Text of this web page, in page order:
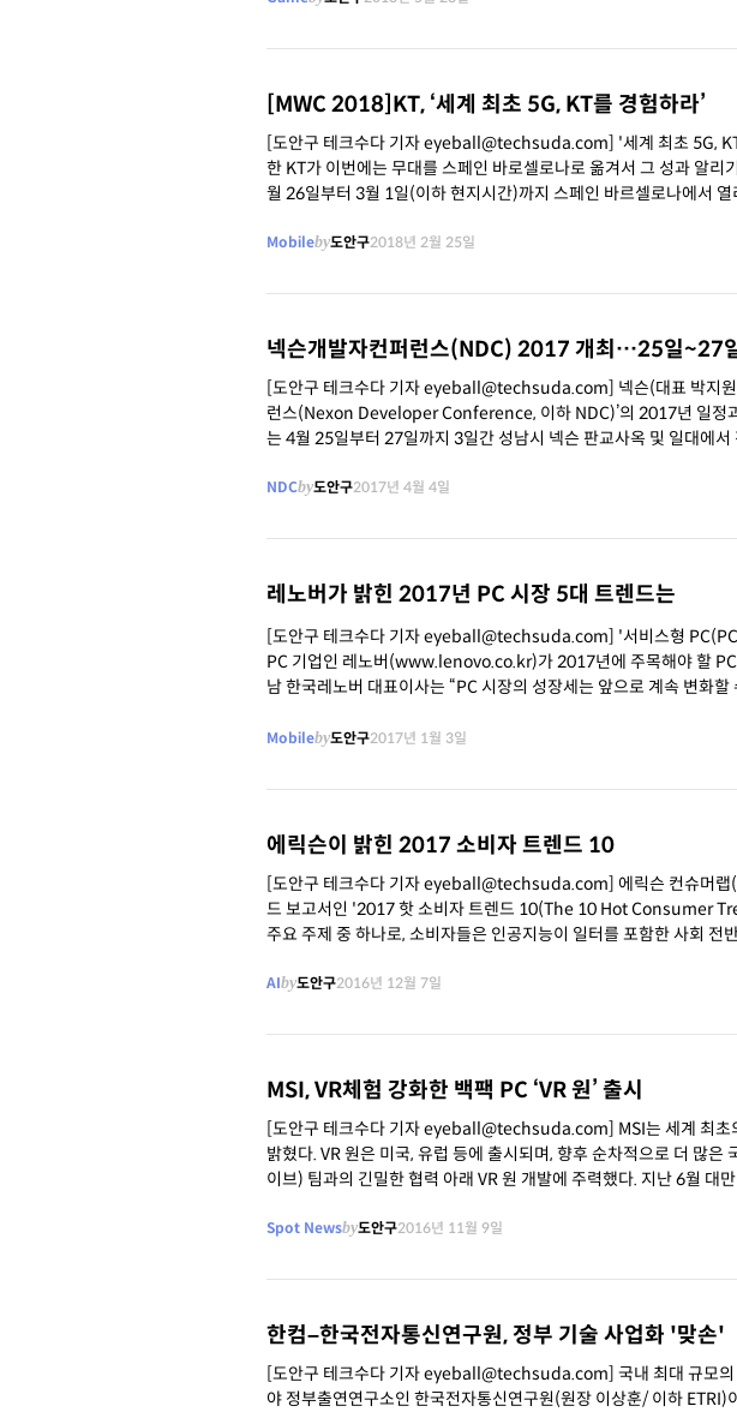
[MWC 2018]KT, ‘세계 최초 5G, KT를 경험하라’
[도안구 테크수다 기자 eyeball@techsuda.com] '세계 최초 5G,
한 KT가 이번에는 무대를 스페인 바로셀로나로 옮겨서 그 성과 알리기에 적극 나서고 있다. KT(
월 26일부터 3월 1일(이하 현지시간)까지 스페인 바르셀로나에서 열
Mobileby도안구2018년 2월 25일
넥슨개발자컨퍼런스(NDC) 2017 개최…25일~27
[도안구 테크수다 기자 eyeball@techsuda.com] 넥슨(대표 박지원
런스(Nexon Developer Conference, 이하 NDC)’의 2017년 일정과
는 4월 25일부터 27일까지 3일간 성남시 넥슨 판교사옥 및 일대에
NDCby도안구2017년 4월 4일
레노버가 밝힌 2017년 PC 시장 5대 트렌드는
[도안구 테크수다 기자 eyeball@techsuda.com] '서비스형 PC(PCaaS)’
PC 기업인 레노버(www.lenovo.co.kr)가 2017년에 주목해야 할 PC
남 한국레노버 대표이사는 “PC 시장의 성장세는 앞으로 계속 변화할
Mobileby도안구2017년 1월 3일
에릭슨이 밝힌 2017 소비자 트렌드 10
[도안구 테크수다 기자 eyeball@techsuda.com] 에릭슨 컨슈머
드 보고서인 '2017 핫 소비자 트렌드 10(The 10 Hot Consumer Trends for 2017)'
주요 주제 중 하나로, 소비자들은 인공지능이 일터를 포함한 사회 전
AIby도안구2016년 12월 7일
MSI, VR체험 강화한 백팩 PC ‘VR 원’ 출시
[도안구 테크수다 기자 eyeball@techsuda.com] MSI는 세계 최초
밝혔다. VR 원은 미국, 유럽 등에 출시되며, 향후 순차적으로 더 많은 국가에서 선보일 예정
이브) 팀과의 긴밀한 협력 아래 VR 원 개발에 주력했다. 지난 6월 대만
Spot Newsby도안구2016년 11월 9일
한컴–한국전자통신연구원, 정부 기술 사업화 '맞손'
[도안구 테크수다 기자 eyeball@techsuda.com] 국내 최대 규모
야 정부출연연구소인 한국전자통신연구원(원장 이상훈/ 이하